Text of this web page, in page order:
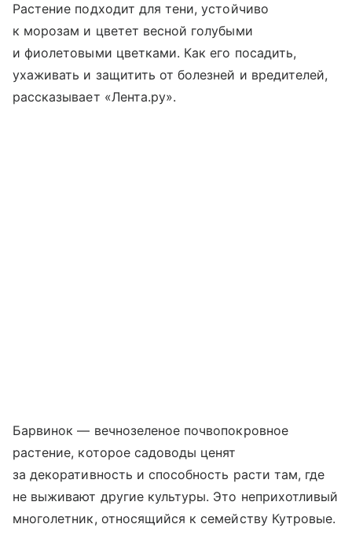
Растение подходит для тени, устойчиво
к морозам и цветет весной голубыми
и фиолетовыми цветками. Как его посадить,
ухаживать и защитить от болезней и вредителей,
рассказывает «Лента.ру».
Барвинок — вечнозеленое почвопокровное
растение, которое садоводы ценят
за декоративность и способность расти там, где
не выживают другие культуры. Это неприхотливый
многолетник, относящийся к семейству Кутровые.